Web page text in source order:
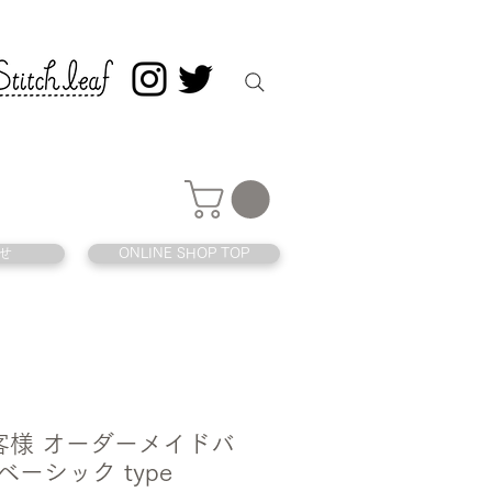
オーダーメイドバ
ーシック type
ONLINE SHOP TOP